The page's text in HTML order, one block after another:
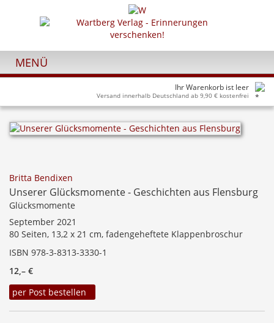
MENÜ
Ihr Warenkorb ist leer
Versand innerhalb Deutschland ab 9,90 € kostenfrei
Britta Bendixen
Unserer Glücksmomente - Geschichten aus Flensburg
Glücksmomente
September 2021
80 Seiten, 13,2 x 21 cm, fadengeheftete Klappenbroschur
ISBN 978-3-8313-3330-1
12,– €
per Post bestellen